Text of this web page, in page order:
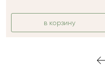
в корзину